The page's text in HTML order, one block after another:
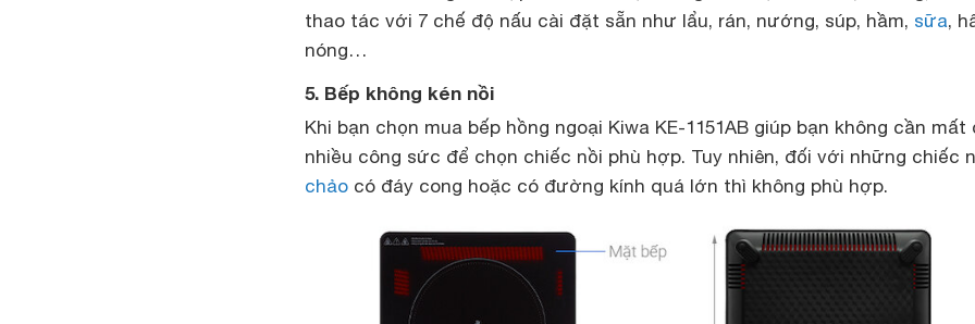
thao tác với 7 chế độ nấu cài đặt sẵn như lẩu, rán, nướng, súp, hầm, sữa,
nóng…
5. Bếp không kén nồi
Khi bạn chọn mua bếp hồng ngoại Kiwa KE-1151AB giúp bạn không cần mất
nhiều công sức để chọn chiếc nồi phù hợp. Tuy nhiên, đối với những chiếc
chảo có đáy cong hoặc có đường kính quá lớn thì không phù hợp.